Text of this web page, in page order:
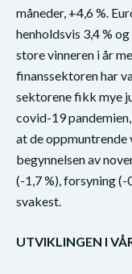
måneder, +4,6 %.
henholdsvis 3,4 %
store vinneren i år
finanssektoren har
sektorene fikk mye
covid-19
at de oppmuntrende
begynnelsen av
(-1,7 %), forsyning (-
svakest.
UTVIKLINGEN I